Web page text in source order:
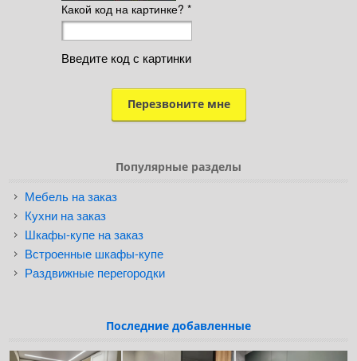
Какой код на картинке? *
Введите код с картинки
Популярные разделы
Мебель на заказ
Кухни на заказ
Шкафы-купе на заказ
Встроенные шкафы-купе
Раздвижные перегородки
Последние добавленные